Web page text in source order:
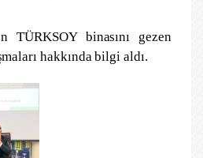
TÜRKSOY binasını gezen
hakkında bilgi aldı.